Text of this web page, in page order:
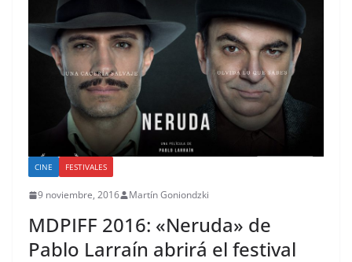
CINE FESTIVALES
9 noviembre, 2016 Martín Goniondzki
MDPIFF 2016: «Neruda» de
Pablo Larraín abrirá el festival